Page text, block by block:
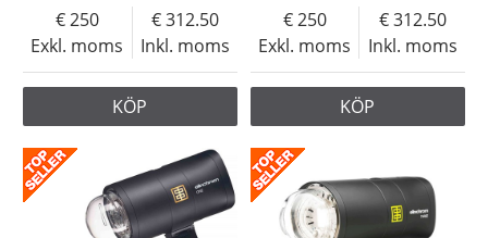
Exkl. moms
250
Inkl. moms
312.50
KÖP
Exkl. moms
250
Inkl. moms
312.50
KÖP